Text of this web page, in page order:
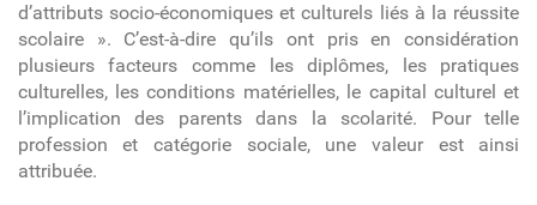
d’attributs socio-économiques et culturels liés à la réussite
scolaire ». C’est-à-dire qu’ils ont pris en considération
plusieurs facteurs comme les diplômes, les pratiques
culturelles, les conditions matérielles, le capital culturel et
l’implication des parents dans la scolarité. Pour telle
profession et catégorie sociale, une valeur est ainsi
attribuée.